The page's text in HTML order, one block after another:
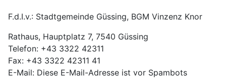
F.d.I.v.: Stadtgemeinde Güssing, BGM Vinzenz Knor
Rathaus, Hauptplatz 7, 7540 Güssing
Telefon: +43 3322 42311
Fax: +43 3322 42311 41
E-Mail: Diese E-Mail-Adresse ist vor Spambots